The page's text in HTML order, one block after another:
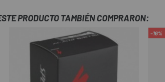
PRODUCTO TAMBIÉN COMPRARON:
-16%